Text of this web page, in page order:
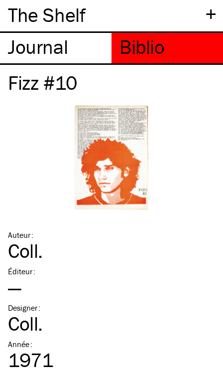
+
The Shelf
Fizz #10
Auteur:
Coll.
Éditeur:
—
Designer:
Coll.
Année:
1971